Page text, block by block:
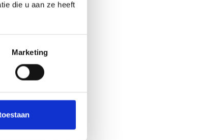
die u aan ze heeft
Marketing